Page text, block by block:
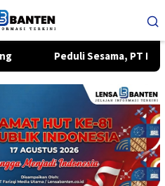
Peduli Sesama, PT KSM